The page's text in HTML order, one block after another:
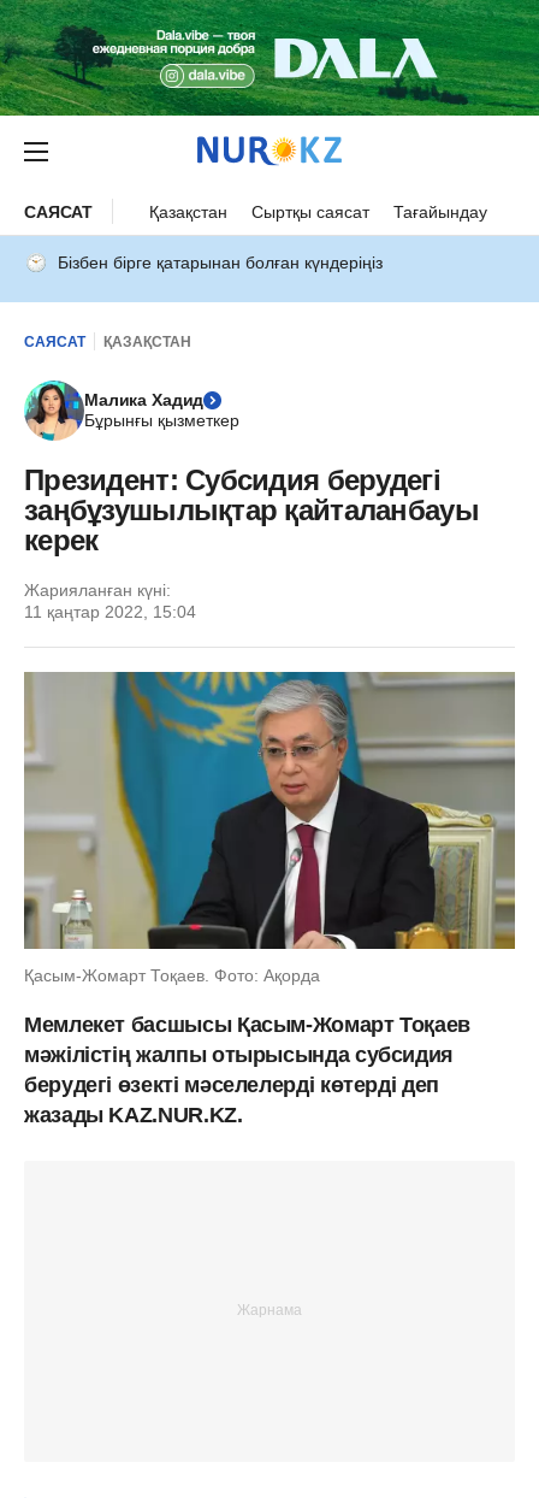
САЯСАТ Қазақстан Сыртқы саясат Тағайындау
Бізбен бірге қатарынан болған күндеріңіз
САЯСАТ ҚАЗАҚСТАН
Малика Хадид
Бұрынғы қызметкер
Президент: Субсидия берудегі
заңбұзушылықтар қайталанбауы
керек
Жарияланған күні:
11 қаңтар 2022, 15:04
Қасым-Жомарт Тоқаев. Фото: Ақорда
Мемлекет басшысы Қасым-Жомарт Тоқаев
мәжілістің жалпы отырысында субсидия
берудегі өзекті мәселелерді көтерді деп
жазады KAZ.NUR.KZ.